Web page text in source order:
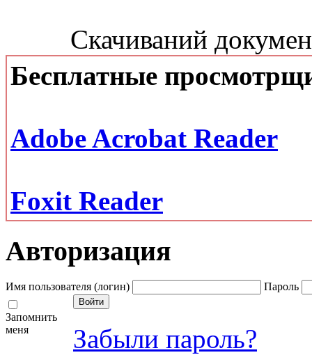
Скачиваний
Бесплатные
Adobe Acrobat Reader
Foxit Reader
Авторизация
Имя пользователя (логин) Пароль
Запомнить
меня
Забыли пароль?